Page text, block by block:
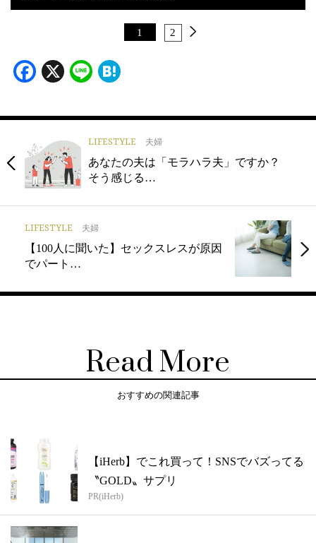
1 2
Facebook
X Line
LIFESTYLE 夫婦
あなたの夫は「モラハラ夫」ですか？
そう感じる…
LIFESTYLE 夫婦
【100人に聞いた】セックスレスが原因
でパート…
Read More
おすすめの関連記事
【iHerb】でこれ買って！SNSでバズってる
〝GOLD〟サプリ
PR(iHerb)